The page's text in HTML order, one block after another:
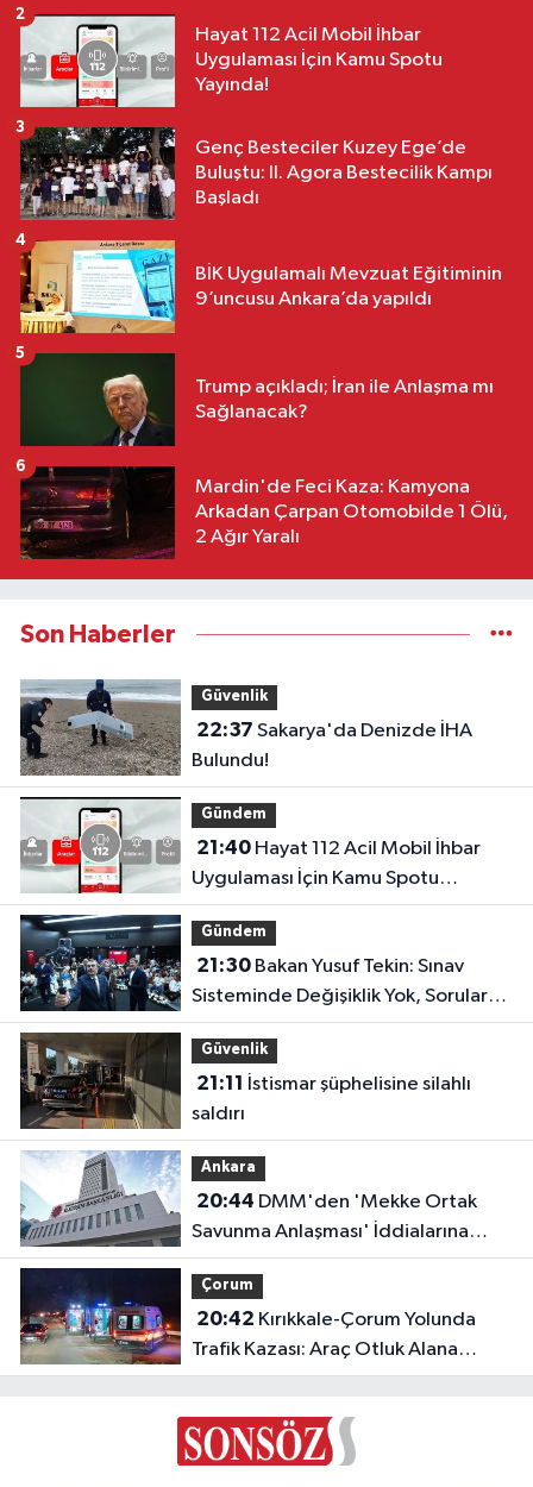
Hayat 112 Acil Mobil İhbar
Uygulaması İçin Kamu Spotu
Yayında!
2
Genç Besteciler Kuzey Ege’de
Buluştu: II. Agora Bestecilik Kampı
Başladı
3
BİK Uygulamalı Mevzuat Eğitiminin
9’uncusu Ankara’da yapıldı
4
Trump açıkladı; İran ile Anlaşma mı
Sağlanacak?
5
Mardin'de Feci Kaza: Kamyona
Arkadan Çarpan Otomobilde 1 Ölü,
2 Ağır Yaralı
6
Son Haberler
Güvenlik
22:37
Bulundu!
Gündem
21:40Hayat 112 Acil Mobil İhbar
Uygulaması İçin Kamu Spotu
Yayında!
Gündem
21:30Bakan Yusuf Tekin: Sınav
Sisteminde Değişiklik Yok, Sorular
Yeni Müfredata Uygun Olacak
Güvenlik
21:11
saldırı
Ankara
20:44
Savunma Anlaşması' İddialarına
Yalanlama
Çorum
20:42
Trafik Kazası: Araç Otluk Alana
Devrildi, Yaralılar Var!